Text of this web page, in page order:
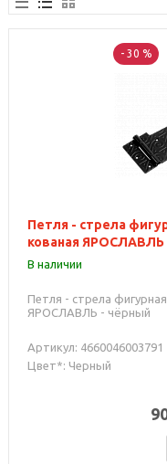
- 30 %
Петля - стрела
кованая ЯРОСЛАВЛЬ
В наличии
Петля - стрела
ЯРОСЛАВЛЬ - чёрный
Артикул: 4660046003791
Цвет*: Черный